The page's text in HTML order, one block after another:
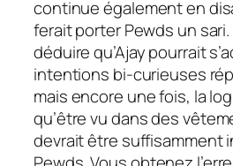
continue également en
ferait porter Pewds un
déduire qu’Ajay pourrait
intentions bi-curieuses
mais encore une fois, la
qu’être vu dans des
devrait être suffisamment